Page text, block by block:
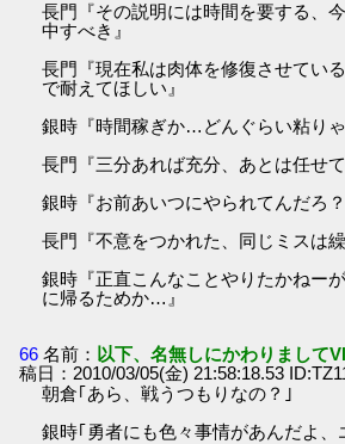
長門『その説明には時間を要する、
中すべき』
長門『現在私は肉体を修復させてい
で耐えてほしい』
銀時『時間稼ぎか…どんぐらい粘りゃ
長門『三分あれば充分、あとは任せて
銀時『お前あいつにやられてんだろ
長門『不意をつかれた、同じミスは繰
銀時『正直こんなことやりたかねー
に帰るためか…』
66 名前： 以下、名無しにかわりまして
稿日：2010/03/05(金) 21:58:18.53
朝倉｢あら、戦うつもりなの？｣
銀時｢勇者にも色々事情があんだよ、